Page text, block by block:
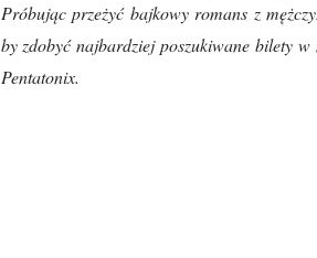
Próbując przeżyć bajkowy romans z
by zdobyć najbardziej poszukiwane bilety
Pentatonix.